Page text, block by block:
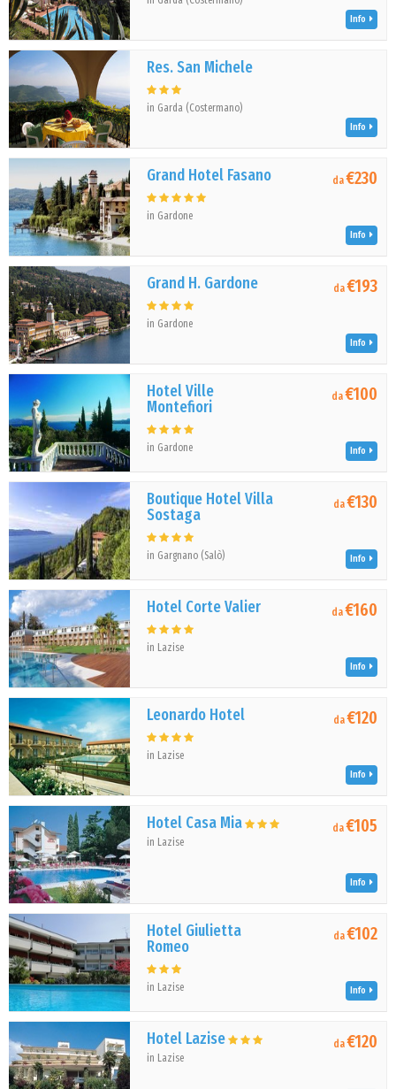
Info
Res. San Michele
in Garda (Costermano)
Info
Grand Hotel Fasano
in Gardone
da€230
Info
Grand H. Gardone
in Gardone
da€193
Info
Hotel Ville
Montefiori
in Gardone
da€100
Info
Boutique Hotel Villa
Sostaga
in Gargnano (Salò)
da€130
Info
Hotel Corte Valier
in Lazise
da€160
Info
Leonardo Hotel
in Lazise
da€120
Info
Hotel Casa Mia
in Lazise
da€105
Info
Hotel Giulietta
Romeo
in Lazise
da€102
Info
Hotel Lazise
in Lazise
da€120